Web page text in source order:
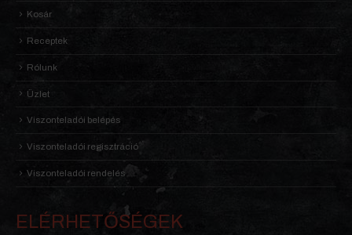
Kosár
Receptek
Rólunk
Üzlet
Viszonteladói belépés
Viszonteladói regisztráció
Viszonteladói rendelés
ELÉRHETŐSÉGEK